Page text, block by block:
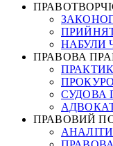
НАБУЛИ
ПРАВОВА
СУДОВА
ПРАВОВИЙ